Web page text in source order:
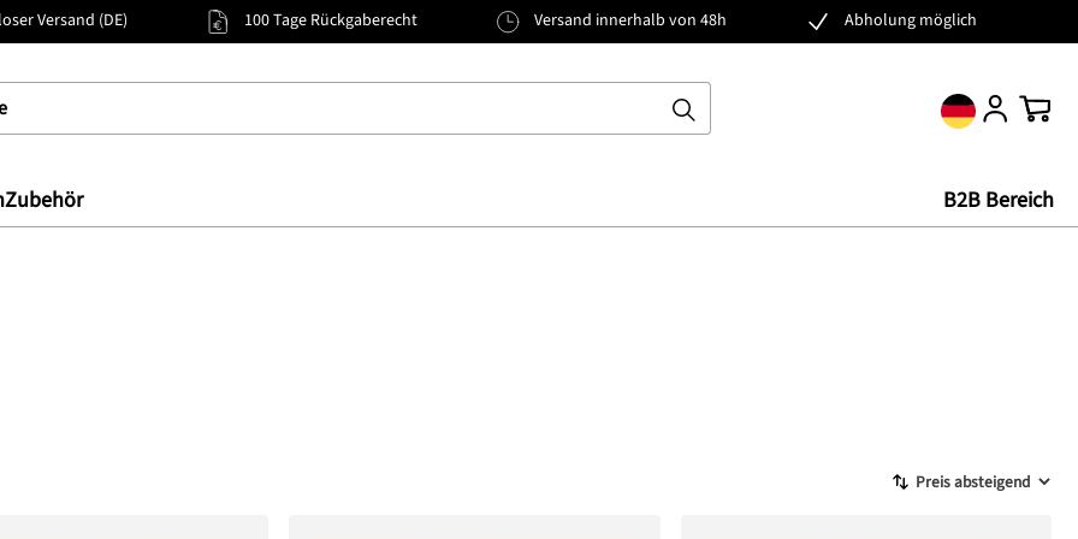
Versand (DE) 100 Tage Rückgaberecht Versand innerhalb von 48h Abholung möglich
Zubehör B2B Bereich